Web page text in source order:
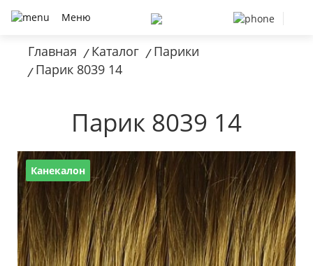
Меню
Главная / Каталог / Парики
/ Парик 8039 14
Парик 8039 14
Канекалон